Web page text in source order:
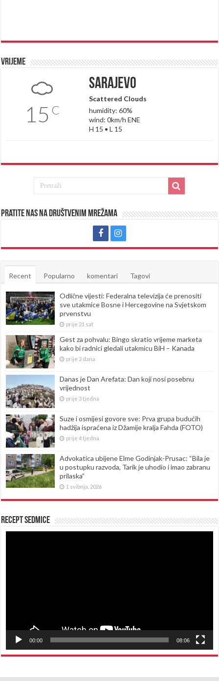
Vrijeme
15 C
Sarajevo
Scattered Clouds
humidity: 60%
wind: 0km/h ENE
H 15 • L 15
Pratite nas na društvenim mrežama
Recent Popularno komentari Tagovi
Odlične vijesti: Federalna televizija će prenositi
sve utakmice Bosne i Hercegovine na Svjetskom
prvenstvu
prije 21 sat
Gest za pohvalu: Bingo skratio vrijeme marketa
kako bi radnici gledali utakmicu BiH – Kanada
prije 2 dana
Danas je Dan Arefata: Dan koji nosi posebnu
vrijednost
prije 3 tjedna
Suze i osmijesi govore sve: Prva grupa budućih
hadžija ispraćena iz Džamije kralja Fahda (FOTO)
prije 4 tjedna
Advokatica ubijene Elme Godinjak-Prusac: “Bila je
u postupku razvoda, Tarik je uhodio i imao zabranu
prilaska”
1 svibnja, 2026
Recept sedmice
00:00 08:06